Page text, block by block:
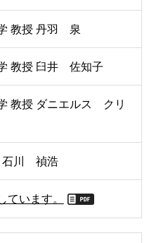
教授 丹羽 泉
教授 臼井 佐知子
教授 ダニエルス クリ
石川 禎浩
ています。